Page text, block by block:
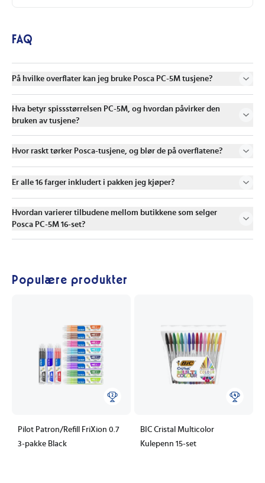
FAQ
På hvilke overflater kan jeg bruke Posca PC-5M tusjene?
Hva betyr spissstørrelsen PC-5M, og hvordan påvirker den
bruken av tusjene?
Hvor raskt tørker Posca-tusjene, og blør de på overflatene?
Er alle 16 farger inkludert i pakken jeg kjøper?
Hvordan varierer tilbudene mellom butikkene som selger
Posca PC-5M 16-set?
Populære produkter
Pilot Patron/Refill FriXion 0.7
3-pakke Black
BIC Cristal Multicolor
Kulepenn 15-set